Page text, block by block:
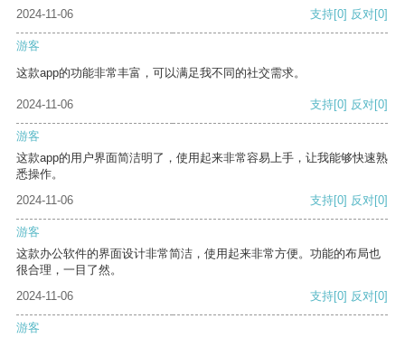
2024-11-06
支持[0] 反对[0]
游客
这款app的功能非常丰富，可以满足我不同的社交需求。
2024-11-06 支持[0] 反对[0]
游客
这款app的用户界面简洁明了，使用起来非常容易上手，让我能够快速熟
悉操作。
2024-11-06
支持[0] 反对[0]
游客
这款办公软件的界面设计非常简洁，使用起来非常方便。功能的布局也
很合理，一目了然。
2024-11-06
支持[0] 反对[0]
游客